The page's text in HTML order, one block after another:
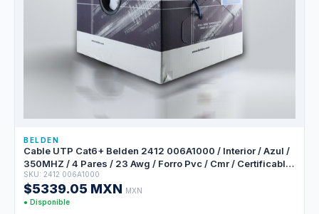
BELDEN
Cable UTP Cat6+ Belden 2412 006A1000 / Interior / Azul /
350MHZ / 4 Pares / 23 Awg / Forro Pvc / Cmr / Certificable
/ Bobina En Caja / 1,000 Pies 305 Metros
SKU: 2412 006A1000
$5339.05 MXN MXN
● Disponible